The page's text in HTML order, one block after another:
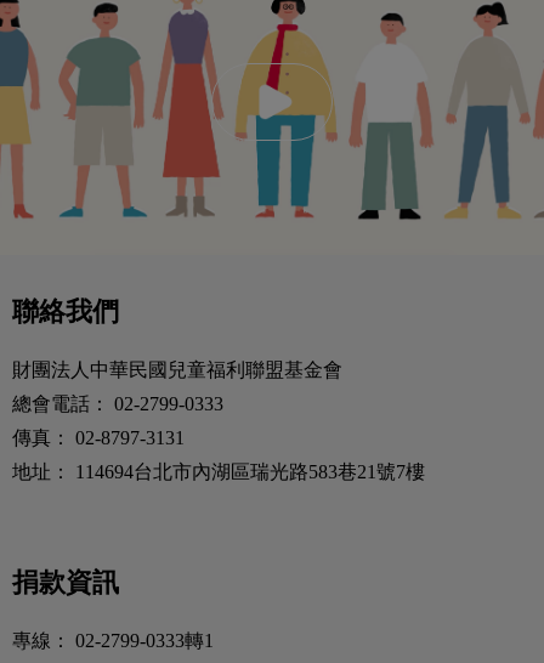
聯絡我們
財團法人中華民國兒童福利聯盟基金會
總會電話：
02-2799-0333
傳真：
02-8797-3131
地址：
114694台北市內湖區瑞光路583巷21號7樓
捐款資訊
專線：
02-2799-0333轉1